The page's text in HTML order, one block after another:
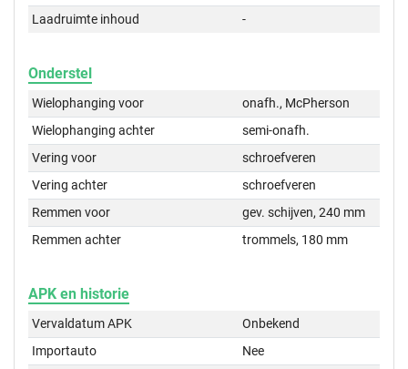
Laadruimte inhoud
-
Onderstel
Wielophanging voor
onafh., McPherson
Wielophanging achter
semi-onafh.
Vering voor
schroefveren
Vering achter
schroefveren
Remmen voor
gev. schijven, 240 mm
Remmen achter
trommels, 180 mm
APK en historie
Vervaldatum APK
Onbekend
Importauto
Nee